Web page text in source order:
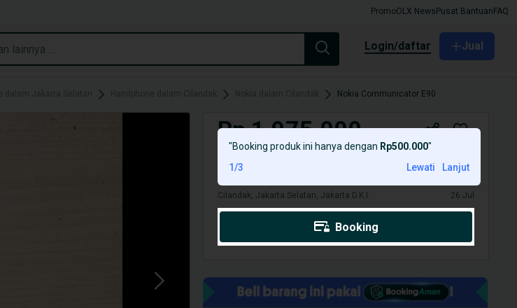
PromoOLX News Pusat Bantuan FAQ
login/daftar Jual
Nokia Communicator E90
Rp 1.975.000
Cilandak, Jakarta Selatan, Jakarta D.K.I. 26 Jul
"Booking produk ini hanya dengan Rp500.000"
1/3 Lewati Lanjut
Booking